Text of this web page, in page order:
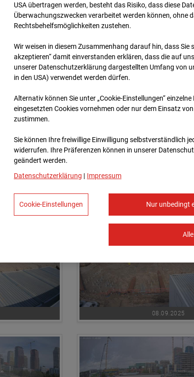
02.09.2025
08.09.2025
USA übertragen werden, besteht das Risiko, dass diese
Überwachungszwecken verarbeitet werden können, ohne
Rechtsbehelfsmöglichkeiten zustehen.
Wir weisen in diesem Zusammenhang darauf hin, dass Sie
akzeptieren“ damit ein­ver­standen erklären, dass die auf
unserer Datenschutzerklärung dargestellten Umfang von
in den USA) verwendet werden dürfen.
Alternativ können Sie unter „Cookie-Einstellungen“
eingesetzten Cookies vornehmen oder nur dem Einsatz
zustimmen.
Sie können Ihre freiwillige Einwilligung selbstverständlich
widerrufen. Ihre Prä­fe­renzen können in unserer
geändert werden.
Datenschutzerklärung | Impressum
Nur unbedingt
Cookie-Einstellungen